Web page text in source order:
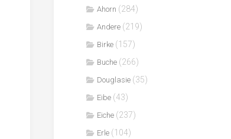
Ahorn (284)
Andere (219)
Birke (157)
Buche (266)
Douglasie (35)
Eibe (43)
Eiche (237)
Erle (104)